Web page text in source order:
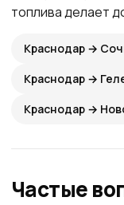
топлива делает
Краснодар →
Краснодар →
Краснодар →
Частые